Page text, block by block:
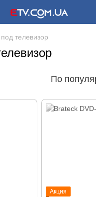
телевизор
По
Акция